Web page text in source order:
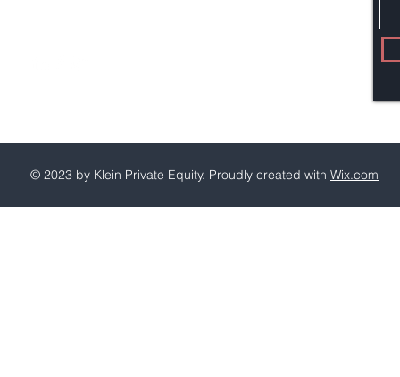
© 2023 by Klein Private Equity. Proudly created with Wix.com